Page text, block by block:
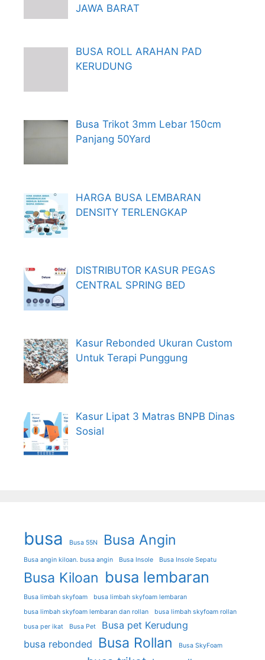
JAWA BARAT
BUSA ROLL ARAHAN PAD
KERUDUNG
Busa Trikot 3mm Lebar 150cm
Panjang 50Yard
HARGA BUSA LEMBARAN
DENSITY TERLENGKAP
DISTRIBUTOR KASUR PEGAS
CENTRAL SPRING BED
Kasur Rebonded Ukuran Custom
Untuk Terapi Punggung
Kasur Lipat 3 Matras BNPB Dinas
Sosial
busa Busa 55N Busa Angin
Busa angin kiloan. busa angin Busa Insole Busa Insole Sepatu
Busa Kiloan busa lembaran
Busa limbah skyfoam
busa limbah skyfoam lembaran
busa limbah skyfoam lembaran dan rollan
busa limbah skyfoam rollan
busa per ikat
Busa Pet
Busa pet Kerudung
busa rebonded
Busa Rollan Busa SkyFoam